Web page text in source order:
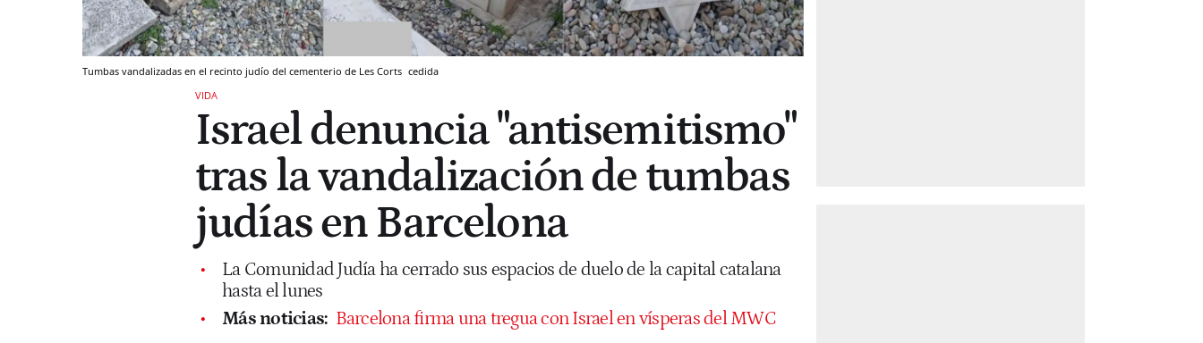
Tumbas vandalizadas en el recinto judío del cementerio de Les Corts cedida
VIDA
Israel denuncia "antisemitismo"
tras la vandalización de tumbas
judías en Barcelona
La Comunidad Judía ha cerrado sus espacios de duelo de la capital catalana
hasta el lunes
Más noticias: Barcelona firma una tregua con Israel en vísperas del MWC